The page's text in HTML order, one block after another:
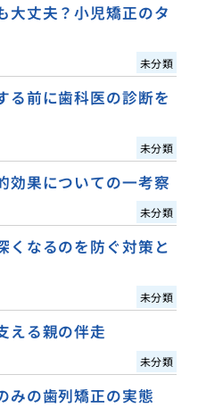
大丈夫？小児矯正のタ
未分類
る前に歯科医の診断を
未分類
効果についての一考察
未分類
くなるのを防ぐ対策と
未分類
える親の伴走
未分類
みの歯列矯正の実態